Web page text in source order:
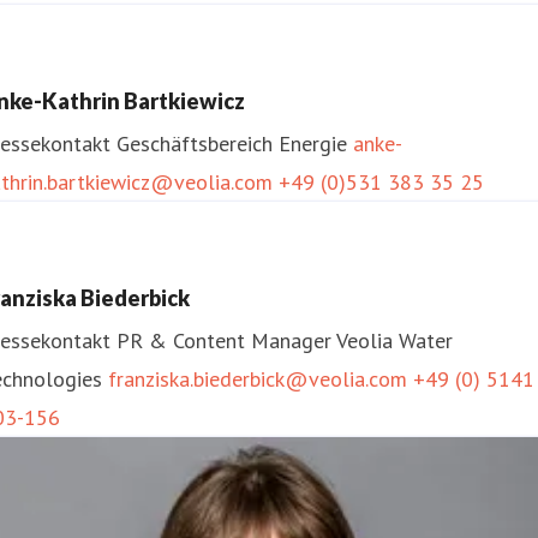
Kathrin Bartkiewicz
Geschäftsbereich Energie anke-
+49 (0)531 383 35 25
Biederbick
PR & Content ManagerVeolia Water
franziska.biederbick@veolia.com +49 (0) 5141
156